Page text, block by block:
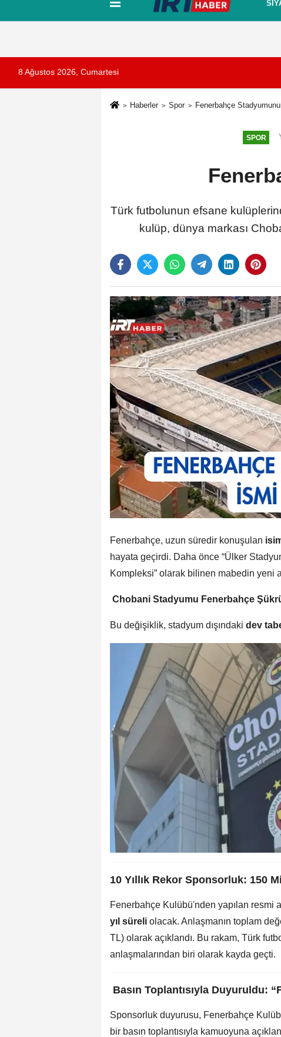
Künye İletişim
8 Ağustos 2026, Cumartesi
Haberler Spor Fenerbahçe
SPOR
Türk futbolunun efsane
kulüp, dünya markası
Fenerbahçe, uzun süredir konuşulan
hayata geçirdi. Daha önce “Ülker
Kompleksi” olarak bilinen mabedin yeni
Chobani Stadyumu Fenerbahçe
Bu değişiklik, stadyum dışındaki dev
10 Yıllık Rekor Sponsorluk: 150
Fenerbahçe Kulübü'nden yapılan resmi
yıl süreli olacak. Anlaşmanın toplam
TL) olarak açıklandı. Bu rakam, Türk
anlaşmalarından biri olarak kayda geçti.
Basın Toplantısıyla Duyuruldu:
Sponsorluk duyurusu, Fenerbahçe
bir basın toplantısıyla kamuoyuna